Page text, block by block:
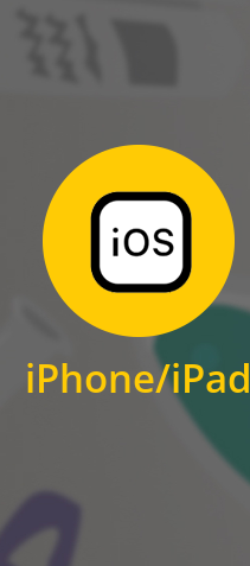
iPhone/iPad
Zum Download
für iPhone und iPad